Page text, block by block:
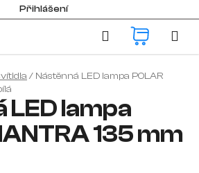
Přihlášení
Hledat
/ Nástěnná LED lampa POLAR
LED lampa
135 mm